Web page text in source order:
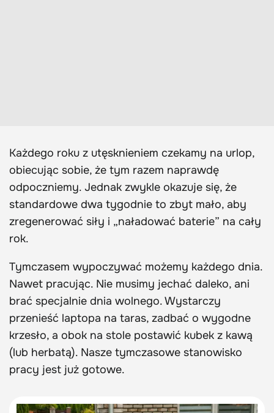
Każdego roku z utęsknieniem czekamy na urlop,
obiecując sobie, że tym razem naprawdę
odpoczniemy. Jednak zwykle okazuje się, że
standardowe dwa tygodnie to zbyt mało, aby
zregenerować siły i „naładować baterie” na cały
rok.
Tymczasem wypoczywać możemy każdego dnia.
Nawet pracując. Nie musimy jechać daleko, ani
brać specjalnie dnia wolnego. Wystarczy
przenieść laptopa na taras, zadbać o wygodne
krzesło, a obok na stole postawić kubek z kawą
(lub herbatą). Nasze tymczasowe stanowisko
pracy jest już gotowe.